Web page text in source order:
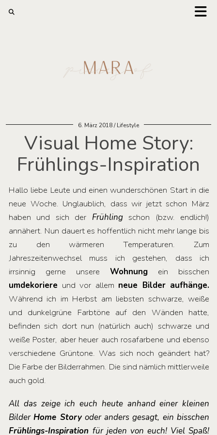
6. März 2018 Lifestyle
Visual Home Story:
Frühlings-Inspiration
Hallo liebe Leute und einen wunderschönen Start in die
neue Woche. Unglaublich, dass wir jetzt schon März
haben und sich der Frühlingschon (bzw. endlich!)
annähert. Nun dauert es hoffentlich nicht mehr lange bis
zu den wärmeren Temperaturen. Zum
Jahreszeitenwechsel muss ich gestehen, dass ich
irrsinnig gerne unsere Wohnung ein bisschen
umdekoriere und vor allem neue Bilder aufhänge.
Während ich im Herbst am liebsten schwarze, weiße
und dunkelgrüne Farbtöne auf den Wänden hatte,
befinden sich dort nun (natürlich auch) schwarze und
weiße Poster, aber heuer auch rosafarbene und ebenso
verschiedene Grüntone. Was sich noch geändert hat?
Die Farbe der Bilderrahmen. Die sind nämlich mittlerweile
auch gold.
All das zeige ich euch heute anhand einer kleinen
BilderHome Storyoder anders gesagt, ein bisschen
Frühlings-Inspiration für jeden von euch! Viel Spaß!